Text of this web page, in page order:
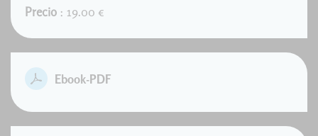
Precio : 19.00 €
Ebook-PDF